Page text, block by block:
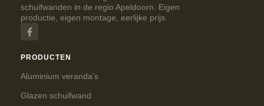
schuifwanden in de regio Apeldoorn. Eigen
productie, eigen montage, eerlijke prijs.
PRODUCTEN
Aluminium veranda's
Glazen schuifwand